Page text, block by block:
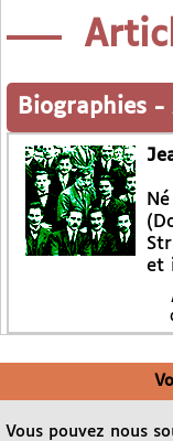
Biographies -
et
Vous pouvez nous